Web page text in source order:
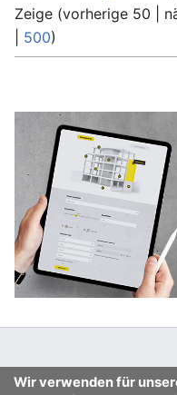
Zeige (vorherige 50
500)
Wir verwenden für